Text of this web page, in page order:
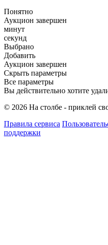
Понятно
Аукцион завершен
минут
секунд
Выбрано
Добавить
Аукцион завершен
Скрыть параметры
Все параметры
Вы действительно хотите
© 2026 На столбе - приклей
Правила сервиса
поддержки